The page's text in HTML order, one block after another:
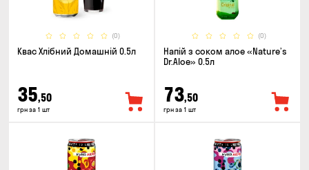
(0)
Квас Хлібний Домашній 0.5л
35,50
грн за 1 шт
(0)
Напій з соком алое «Nature’s
Dr.Aloe» 0.5л
73,50
грн за 1 шт